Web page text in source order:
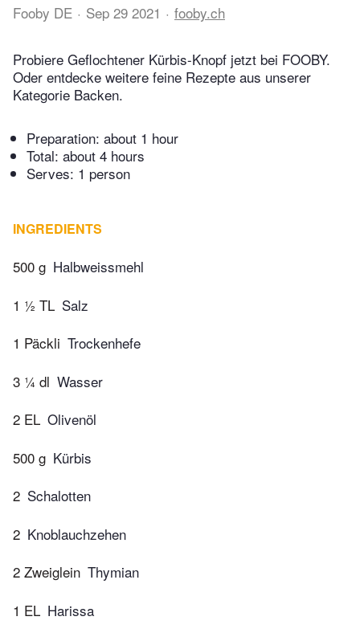
Fooby DE Sep 29 2021 fooby.ch
Probiere Geflochtener Kürbis-Knopf jetzt bei FOOBY.
Oder entdecke weitere feine Rezepte aus unserer
Kategorie Backen.
Preparation: about 1 hour
Total: about 4 hours
Serves: 1 person
INGREDIENTS
500 g Halbweissmehl
1 ½ TL Salz
1 Päckli Trockenhefe
3 ¼ dl Wasser
2 EL Olivenöl
500 g Kürbis
2 Schalotten
2 Knoblauchzehen
2 Zweiglein Thymian
1 EL Harissa